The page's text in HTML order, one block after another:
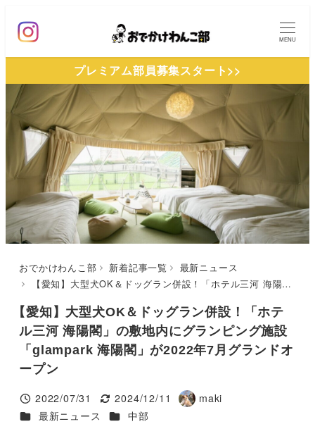
ン
ン
テ
へ
動
MENU
プレミアム部員募集スタート>>
おでかけわんこ部 新着記事一覧
最新ニュース
【愛知】大型犬OK＆ドッグラン併設！「ホテル三河 海陽閣」の敷地内にグランピング施設「glampark 海陽閣」が2022年7月グランドオープン
【愛知】大型犬OK＆ドッグラン併設！「ホテ
ル三河 海陽閣」の敷地内にグランピング施設
「glampark 海陽閣」が2022年7月グランドオ
ープン
投稿日
2022/07/31
更新日
2024/12/11
著
maki
カテゴリー
最新ニュース カテゴリー
中部